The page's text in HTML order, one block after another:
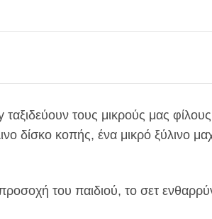
τους μικρούς μας
δίσκο κοπής, ένα μικρό ξύλινο
του παιδιού, το σετ